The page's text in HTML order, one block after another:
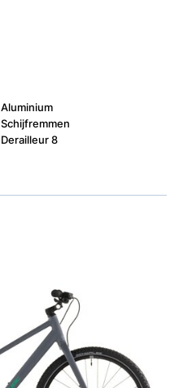
Aluminium
Schijfremmen
Derailleur 8